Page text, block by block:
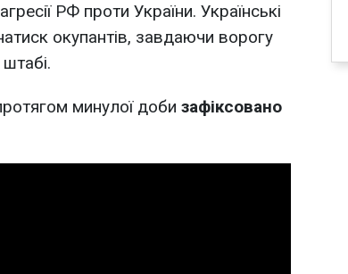
РФ проти України. Українські
окупантів, завдаючи ворогу
минулої доби зафіксовано